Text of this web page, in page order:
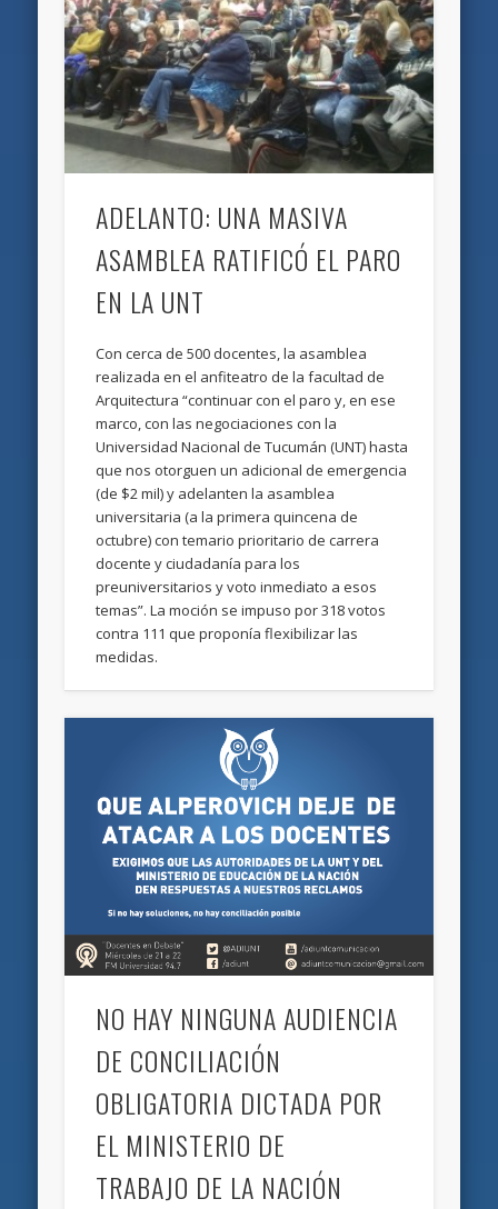
ADELANTO: UNA MASIVA
ASAMBLEA RATIFICÓ EL PARO
EN LA UNT
Con cerca de 500 docentes, la asamblea
realizada en el anfiteatro de la facultad de
Arquitectura “continuar con el paro y, en ese
marco, con las negociaciones con la
Universidad Nacional de Tucumán (UNT) hasta
que nos otorguen un adicional de emergencia
(de $2 mil) y adelanten la asamblea
universitaria (a la primera quincena de
octubre) con temario prioritario de carrera
docente y ciudadanía para los
preuniversitarios y voto inmediato a esos
temas”. La moción se impuso por 318 votos
contra 111 que proponía flexibilizar las
medidas.
NO HAY NINGUNA AUDIENCIA
DE CONCILIACIÓN
OBLIGATORIA DICTADA POR
EL MINISTERIO DE
TRABAJO DE LA NACIÓN